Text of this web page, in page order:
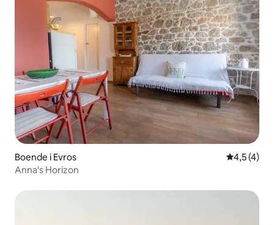
Boende i Evros 4,5 av 5 i
4,5 (4)
Anna's Horizon